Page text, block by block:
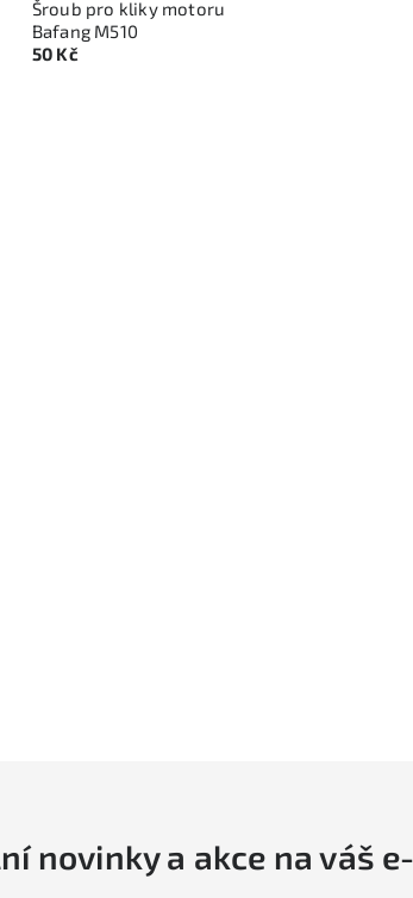
Šroub pro kliky motoru
Bafang M510
50 Kč
novinky a akce na váš